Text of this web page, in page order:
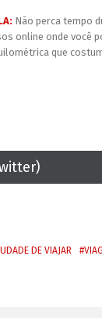
Não perca tempo
online onde você
que
DE VIAJAR